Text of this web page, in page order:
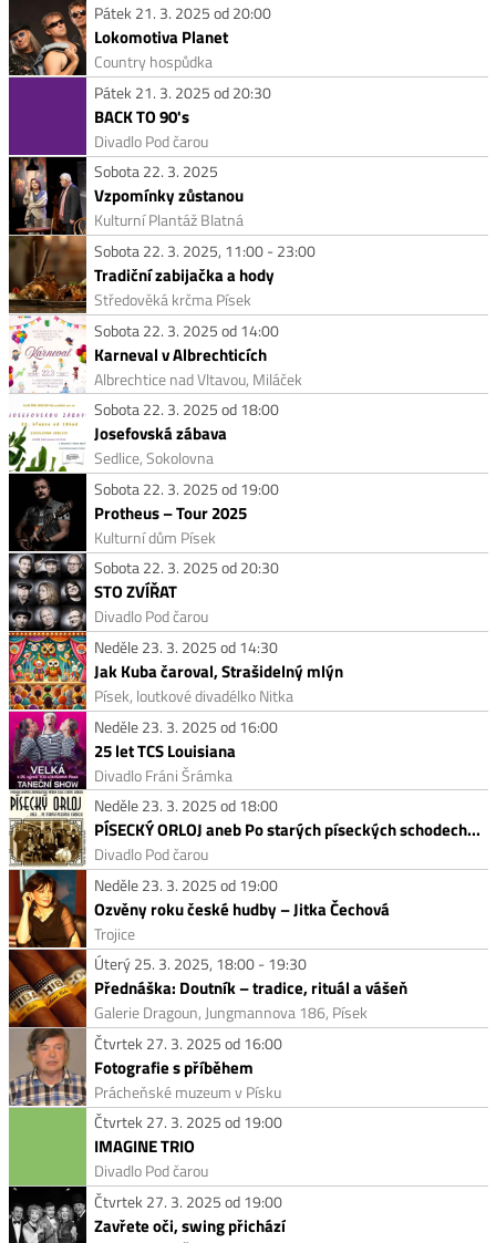
Pátek 21. 3. 2025 od 20:00
Lokomotiva Planet
Country hospůdka
Pátek 21. 3. 2025 od 20:30
BACK TO 90's
Divadlo Pod čarou
Sobota 22. 3. 2025
Vzpomínky zůstanou
Kulturní Plantáž Blatná
Sobota 22. 3. 2025, 11:00 - 23:00
Tradiční zabijačka a hody
Středověká krčma Písek
Sobota 22. 3. 2025 od 14:00
Karneval v Albrechticích
Albrechtice nad Vltavou, Miláček
Sobota 22. 3. 2025 od 18:00
Josefovská zábava
Sedlice, Sokolovna
Sobota 22. 3. 2025 od 19:00
Protheus – Tour 2025
Kulturní dům Písek
Sobota 22. 3. 2025 od 20:30
STO ZVÍŘAT
Divadlo Pod čarou
Neděle 23. 3. 2025 od 14:30
Jak Kuba čaroval, Strašidelný mlýn
Písek, loutkové divadélko Nitka
Neděle 23. 3. 2025 od 16:00
25 let TCS Louisiana
Divadlo Fráni Šrámka
Neděle 23. 3. 2025 od 18:00
PÍSECKÝ ORLOJ aneb Po starých píseckých schodech...
Divadlo Pod čarou
Neděle 23. 3. 2025 od 19:00
Ozvěny roku české hudby – Jitka Čechová
Trojice
Úterý 25. 3. 2025, 18:00 - 19:30
Přednáška: Doutník – tradice, rituál a vášeň
Galerie Dragoun, Jungmannova 186, Písek
Čtvrtek 27. 3. 2025 od 16:00
Fotografie s příběhem
Prácheňské muzeum v Písku
Čtvrtek 27. 3. 2025 od 19:00
IMAGINE TRIO
Divadlo Pod čarou
Čtvrtek 27. 3. 2025 od 19:00
Zavřete oči, swing přichází